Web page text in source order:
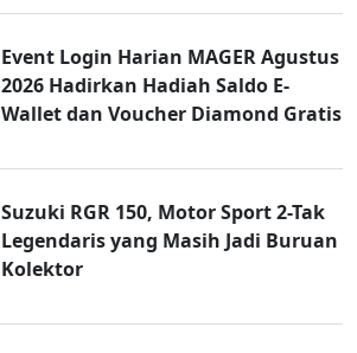
Event Login Harian MAGER Agustus
2026 Hadirkan Hadiah Saldo E-
Wallet dan Voucher Diamond Gratis
Suzuki RGR 150, Motor Sport 2-Tak
Legendaris yang Masih Jadi Buruan
Kolektor